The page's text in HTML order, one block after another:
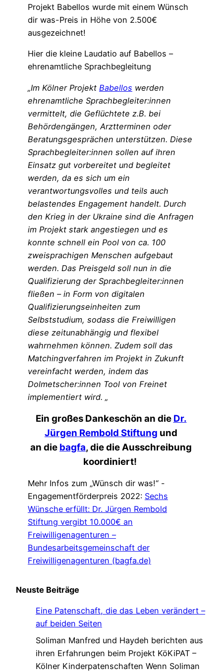
Projekt Babellos wurde mit einem Wünsch
dir was-Preis in Höhe von 2.500€
ausgezeichnet!
Hier die kleine Laudatio auf Babellos –
ehrenamtliche Sprachbegleitung
„Im Kölner Projekt Babellos werden
ehrenamtliche Sprachbegleiter:innen
vermittelt, die Geflüchtete z.B. bei
Behördengängen, Arztterminen oder
Beratungsgesprächen unterstützen. Diese
Sprachbegleiter:innen sollen auf ihren
Einsatz gut vorbereitet und begleitet
werden, da es sich um ein
verantwortungsvolles und teils auch
belastendes Engagement handelt. Durch
den Krieg in der Ukraine sind die Anfragen
im Projekt stark angestiegen und es
konnte schnell ein Pool von ca. 100
zweisprachigen Menschen aufgebaut
werden. Das Preisgeld soll nun in die
Qualifizierung der Sprachbegleiter:innen
fließen – in Form von digitalen
Qualifizierungseinheiten zum
Selbststudium, sodass die Freiwilligen
diese zeitunabhängig und flexibel
wahrnehmen können. Zudem soll das
Matchingverfahren im Projekt in Zukunft
vereinfacht werden, indem das
Dolmetscher:innen Tool von Freinet
implementiert wird. „
Ein großes Dankeschön an die Dr.
Jürgen Rembold Stiftung und
an die bagfa, die die Ausschreibung
koordiniert!
Mehr Infos zum „Wünsch dir was!“ -
Engagementförderpreis 2022: Sechs
Wünsche erfüllt: Dr. Jürgen Rembold
Stiftung vergibt 10.000€ an
Freiwilligenagenturen –
Bundesarbeitsgemeinschaft der
Freiwilligenagenturen (bagfa.de)
Neuste Beiträge
Eine Patenschaft, die das Leben verändert –
auf beiden Seiten
Soliman Manfred und Haydeh berichten aus
ihren Erfahrungen beim Projekt KöKiPAT –
Kölner Kinderpatenschaften Wenn Soliman